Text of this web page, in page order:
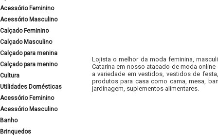
Acessório Feminino
Acessório Masculino
Calçado Feminino
Calçado Masculino
Calçado para menina
Calçado para menino
Cultura
Utilidades Domésticas
Acessório Feminino
Acessório Masculino
Banho
Brinquedos
Lojista o melhor da moda feminina,
Catarina em nosso atacado de moda
a variedade em vestidos, vestidos de
produtos para casa como cama, mesa,
jardinagem, suplementos alimentares.